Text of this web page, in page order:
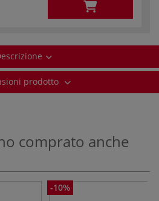
prodotto
comprato anche
-10%